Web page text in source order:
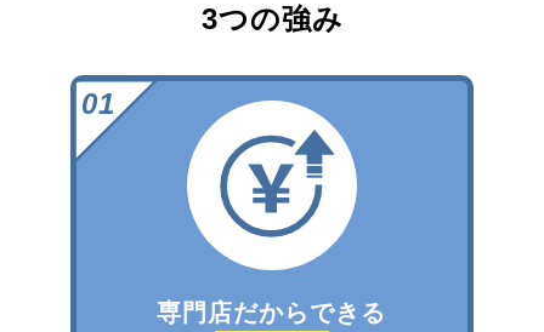
3つの強み
専門店だからできる